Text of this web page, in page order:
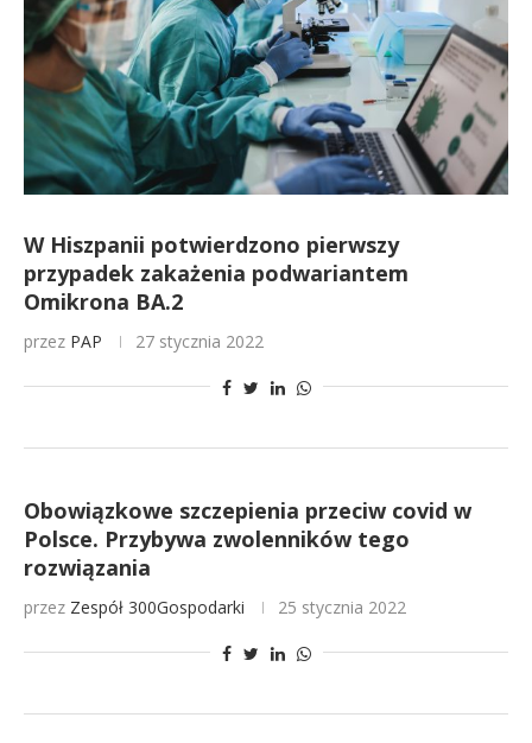
W Hiszpanii potwierdzono pierwszy
przypadek zakażenia podwariantem
Omikrona BA.2
przez PAP 27 stycznia 2022
Obowiązkowe szczepienia przeciw covid w
Polsce. Przybywa zwolenników tego
rozwiązania
przez Zespół 300Gospodarki 25 stycznia 2022